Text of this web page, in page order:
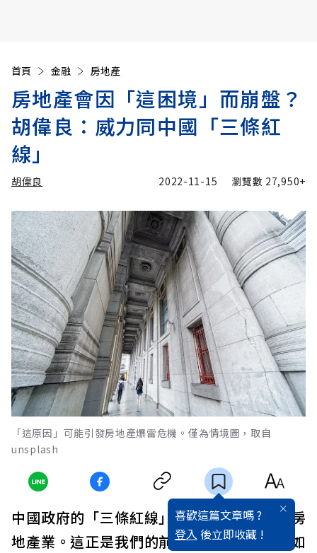
首頁 金融 房地產
房地產會因「這困境」而崩盤？
胡偉良：威力同中國「三條紅
線」
胡偉良 2022-11-15 瀏覽數 27,950+
「這原因」可能引發房地產爆雷危機。僅為情境圖，取自
unsplash
喜歡這篇文章嗎 ?
登入 後立即收藏 !
中國政府的「三條紅線」政策搞垮了中國的房
地產業。這正是我們的前車之鑒，這些措施如